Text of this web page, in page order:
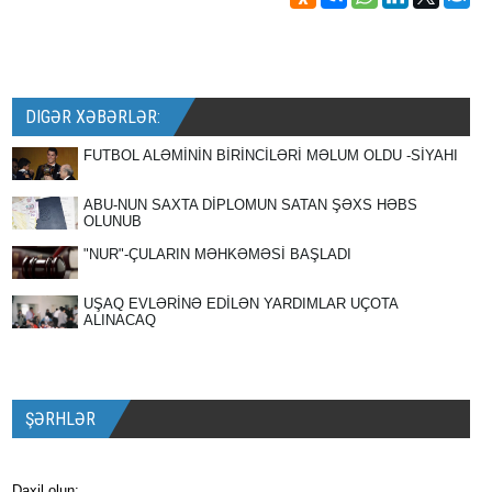
DIGƏR XƏBƏRLƏR:
FUTBOL ALƏMİNİN BİRİNCİLƏRİ MƏLUM OLDU -SİYAHI
ABU-NUN SAXTA DİPLOMUN SATAN ŞƏXS HƏBS
OLUNUB
"NUR"-ÇULARIN MƏHKƏMƏSİ BAŞLADI
UŞAQ EVLƏRİNƏ EDİLƏN YARDIMLAR UÇOTA
ALINACAQ
ŞƏRHLƏR